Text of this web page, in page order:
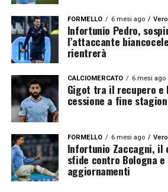
FORMELLO 6 mesi ago
Infortunio Pedro,
l’attaccante
rientrerà
CALCIOMERCATO 6 mesi ago
Gigot tra il recupero e
cessione a fine
FORMELLO 6 mesi ago
Infortunio Zaccagni, il
sfide contro Bologna
aggiornamenti